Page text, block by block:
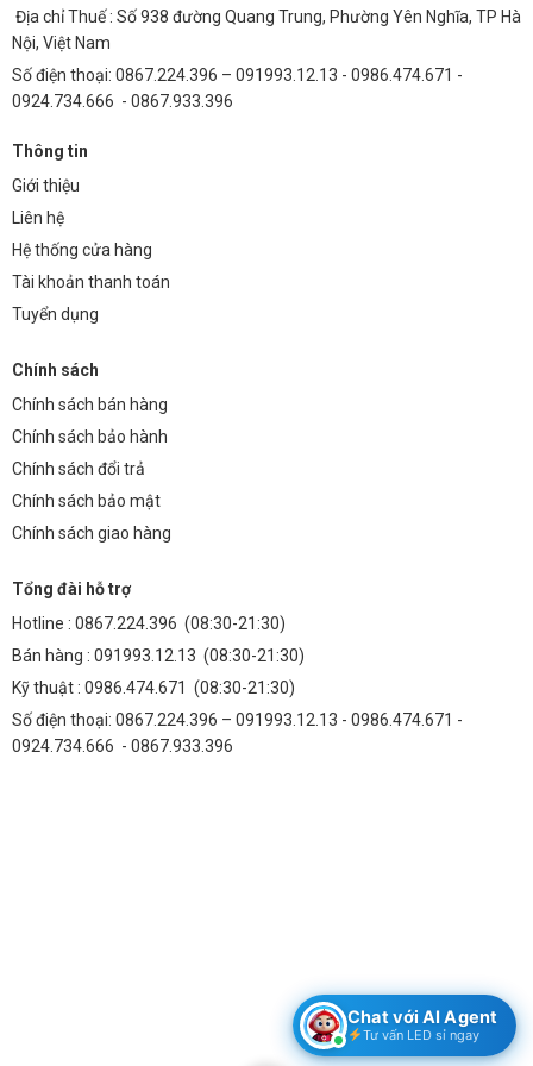
độ cao.
Kiểm tra định kỳ các kết nối điện để đảm bảo chúng không bị lỏng
hoặc bị oxy hóa.
các chuyên gia.
FAQ – Các Câu Hỏi Thường Gặp
Nguồn Meanwell RS-35-15 có phù hợp với đèn LED có
điện áp khác 15V không?
Không, nguồn này chỉ phù hợp với các thiết bị có điện áp 15V DC.
Nguồn Meanwell RS-35-15 có tự động điều chỉnh điện
áp đầu ra không?
Có, nguồn này có khả năng ổn định điện áp đầu ra, đảm bảo đèn
LED hoạt động ổn định ngay cả khi điện áp đầu vào có sự thay đổi.
Nguồn Meanwell RS-35-15 có cần tản nhiệt không?
Vỏ nhôm ADC12 đã giúp tản nhiệt tốt, tuy nhiên, trong môi trường
suất hoạt động tốt nhất.
Làm thế nào để biết nguồn Meanwell RS-35-15 có bị lỗi
không?
Nếu nguồn không hoạt động, đèn LED không sáng hoặc nhấp
nháy, bạn nên kiểm tra nguồn và các kết nối điện. Nếu vẫn không
Số 938 đường Quang Trung, Phường Yên Nghĩa, TP Hà Nội,
Địa chỉ Thuế : Số 938 đường Quang Trung, Phường Yên Nghĩa, TP Hà
Nội, Việt Nam
Số điện thoại: 0867.224.396 – 091993.12.13 - 0986.474.671 -
0924.734.666 - 0867.933.396
Thông tin
Giới thiệu
Liên hệ
Hệ thống cửa hàng
Tài khoản thanh toán
Tuyển dụng
Chính sách
Chính sách bán hàng
Chính sách bảo hành
Chính sách đổi trả
Chính sách bảo mật
Chính sách giao hàng
Tổng đài hỗ trợ
Hotline : 0867.224.396 (08:30-21:30)
Bán hàng : 091993.12.13 (08:30-21:30)
Kỹ thuật : 0986.474.671 (08:30-21:30)
Số điện thoại: 0867.224.396 – 091993.12.13 - 0986.474.671 -
0924.734.666 - 0867.933.396
Chat với AI Agent
Tư vấn LED sỉ ngay